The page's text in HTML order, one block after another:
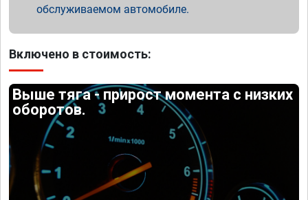
обслуживаемом автомобиле.
Включено в стоимость:
Выше тяга - прирост момента с низких
оборотов.